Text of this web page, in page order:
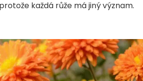
každá růže má jiný význam.